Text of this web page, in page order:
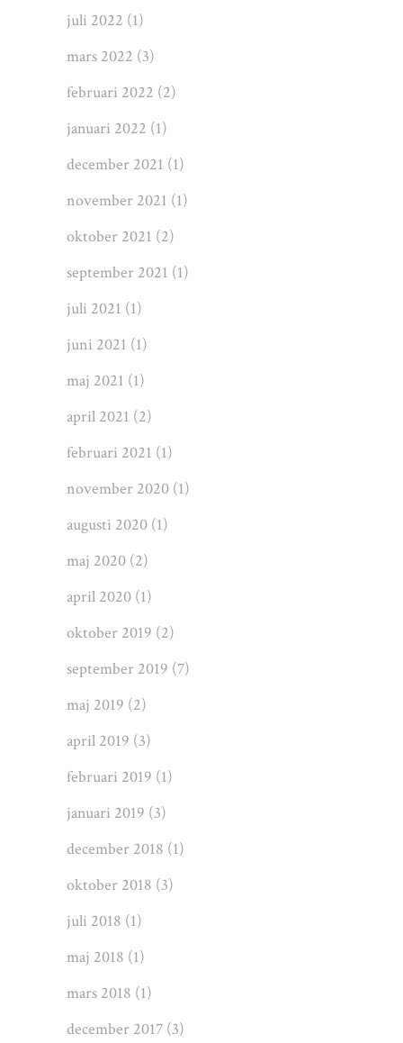
juli 2022 (1)
mars 2022 (3)
februari 2022 (2)
januari 2022 (1)
december 2021 (1)
november 2021 (1)
oktober 2021 (2)
september 2021 (1)
juli 2021 (1)
juni 2021 (1)
maj 2021 (1)
april 2021 (2)
februari 2021 (1)
november 2020 (1)
augusti 2020 (1)
maj 2020 (2)
april 2020 (1)
oktober 2019 (2)
september 2019 (7)
maj 2019 (2)
april 2019 (3)
februari 2019 (1)
januari 2019 (3)
december 2018 (1)
oktober 2018 (3)
juli 2018 (1)
maj 2018 (1)
mars 2018 (1)
december 2017 (3)